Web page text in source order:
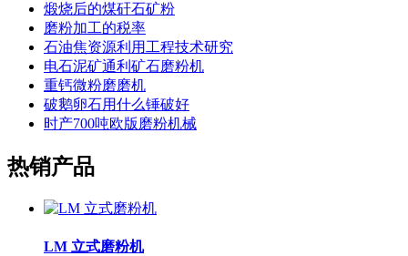
煅烧后的煤矸石矿粉
磨粉加工的税率
石油焦资源利用工程技术研究
电石泥矿通利矿石磨粉机
重钙微粉磨磨机
破鹅卵石用什么锤破好
时产700吨欧版磨粉机械
热销产品
LM 立式磨粉机